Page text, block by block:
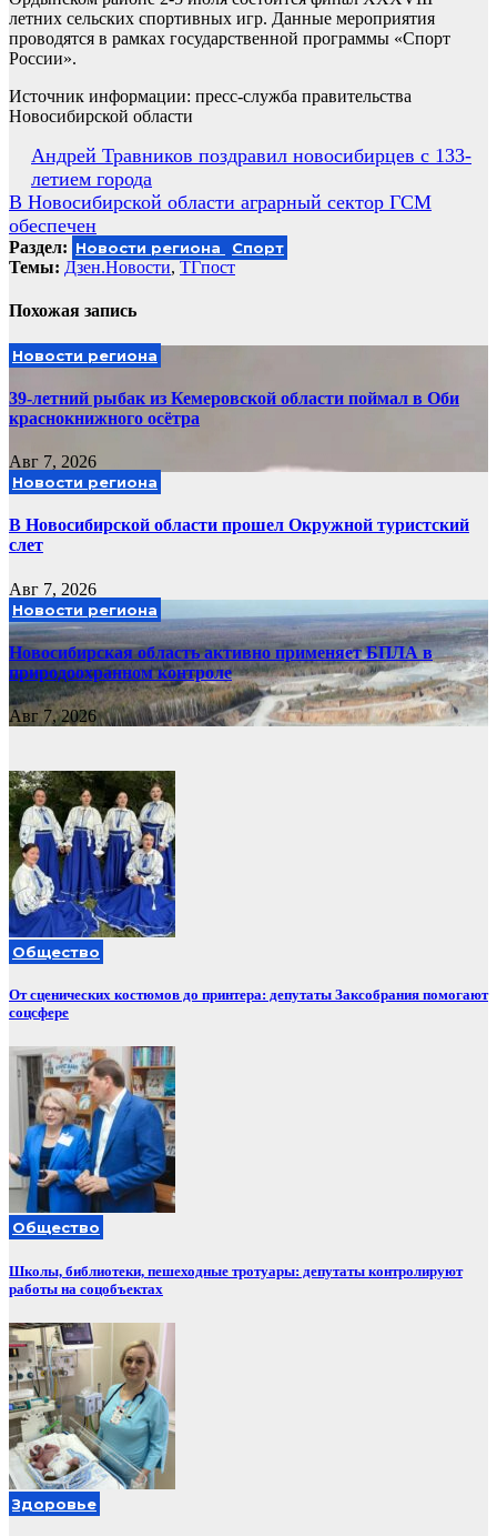
летних сельских спортивных игр. Данные мероприятия
проводятся в рамках государственной программы «Спорт
России».
Источник информации: пресс-служба правительства
Новосибирской области
Навигация
по
записям
Андрей Травников поздравил новосибирцев с 133-
летием города
В Новосибирской области аграрный сектор ГСМ
обеспечен
Раздел: Новости региона Спорт
Темы: Дзен.Новости, ТГпост
Похожая запись
Новости региона
39-летний рыбак из Кемеровской области поймал в Оби
краснокнижного осётра
Авг 7, 2026
Новости региона
В Новосибирской области прошел Окружной туристский
слет
Авг 7, 2026
Новости региона
Новосибирская область активно применяет БПЛА в
природоохранном контроле
Авг 7, 2026
Общество
От сценических костюмов до принтера: депутаты Заксобрания помогают
соцсфере
Общество
Школы, библиотеки, пешеходные тротуары: депутаты контролируют
работы на соцобъектах
Здоровье